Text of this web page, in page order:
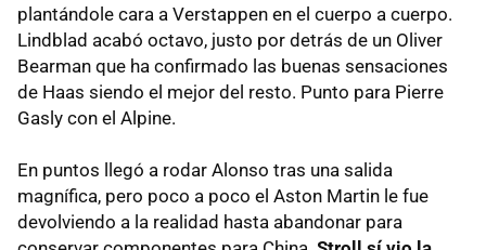
plantándole cara a Verstappen en el cuerpo a cuerpo.
Lindblad acabó octavo, justo por detrás de un Oliver
Bearman que ha confirmado las buenas sensaciones
de Haas siendo el mejor del resto. Punto para Pierre
Gasly con el Alpine.
En puntos llegó a rodar Alonso tras una salida
magnífica, pero poco a poco el Aston Martin le fue
devolviendo a la realidad hasta abandonar para